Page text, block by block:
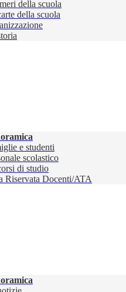
della scuola
della scuola
e studenti
scolastico
di studio
Riservata Docenti/ATA